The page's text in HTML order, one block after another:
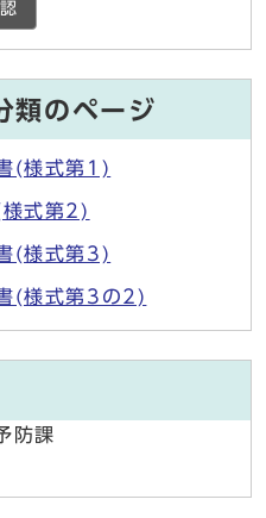
類のページ
(様式第1)
式第2)
(様式第3)
(様式第3の2)
防課